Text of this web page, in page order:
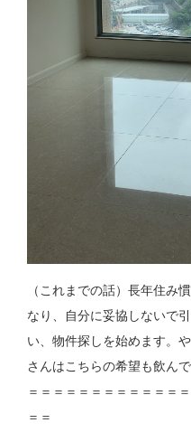
（これまでの話）長年住み
なり、自分に妥協しないで
い、物件探しを始めます。
さんはこちらの希望も飲んで
＝＝＝＝＝＝＝＝＝＝＝＝
＝＝